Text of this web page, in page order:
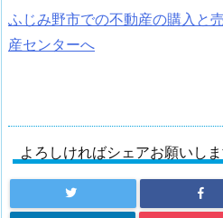
ふじみ野市での不動産の購入と
産センターへ
よろしければシェアお願いし